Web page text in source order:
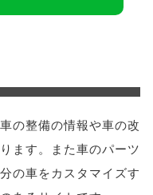
の整備の情報や車の改
ます。また車のパーツ
の車をカスタマイズす